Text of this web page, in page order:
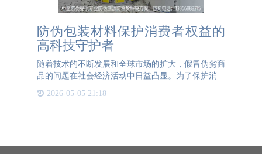
防伪包装材料保护消费者权益的
高科技守护者
随着技术的不断发展和全球市场的扩大，假冒伪劣商
品的问题在社会经济活动中日益凸显。为了保护消费
防伪领域中，防伪包装材料以其独特的优势逐渐成为
2026-05-05 21:18